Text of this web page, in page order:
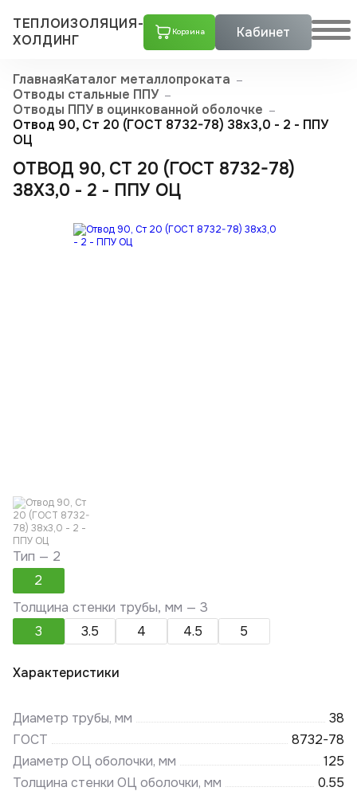
ТЕПЛОИЗОЛЯЦИЯ-
ХОЛДИНГ
Корзина Кабинет
ГлавнаяКаталог металлопроката
Отводы стальные ППУ
Отводы ППУ в оцинкованной оболочке
Отвод 90, Ст 20 (ГОСТ 8732-78) 38x3,0 - 2 - ППУ
ОЦ
ОТВОД 90, СТ 20 (ГОСТ 8732-78)
38X3,0 - 2 - ППУ ОЦ
Тип — 2
2
Толщина стенки трубы, мм —3
3
3.5 4 4.5 5
Характеристики
Диаметр трубы, мм
38
ГОСТ
8732-78
Диаметр ОЦ оболочки, мм
125
Толщина стенки ОЦ оболочки, мм
0.55